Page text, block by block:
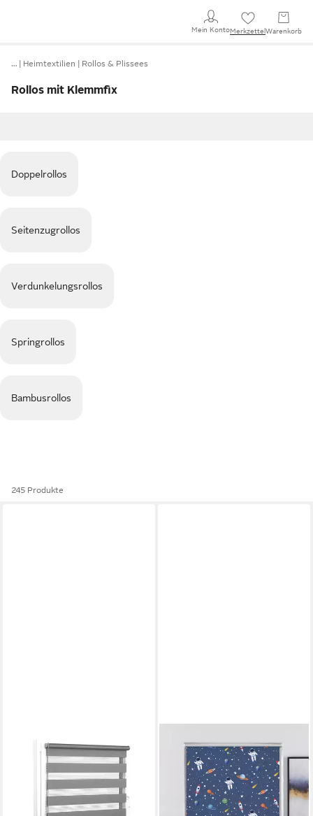
Mein KontoMerkzettel Warenkorb
… Heimtextilien Rollos & Plissees
Rollos mit Klemmfix
Doppelrollos
Seitenzugrollos
Verdunkelungsrollos
Springrollos
Bambusrollos
245 Produkte